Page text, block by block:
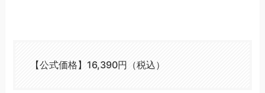
【公式価格】16,390円（税込）